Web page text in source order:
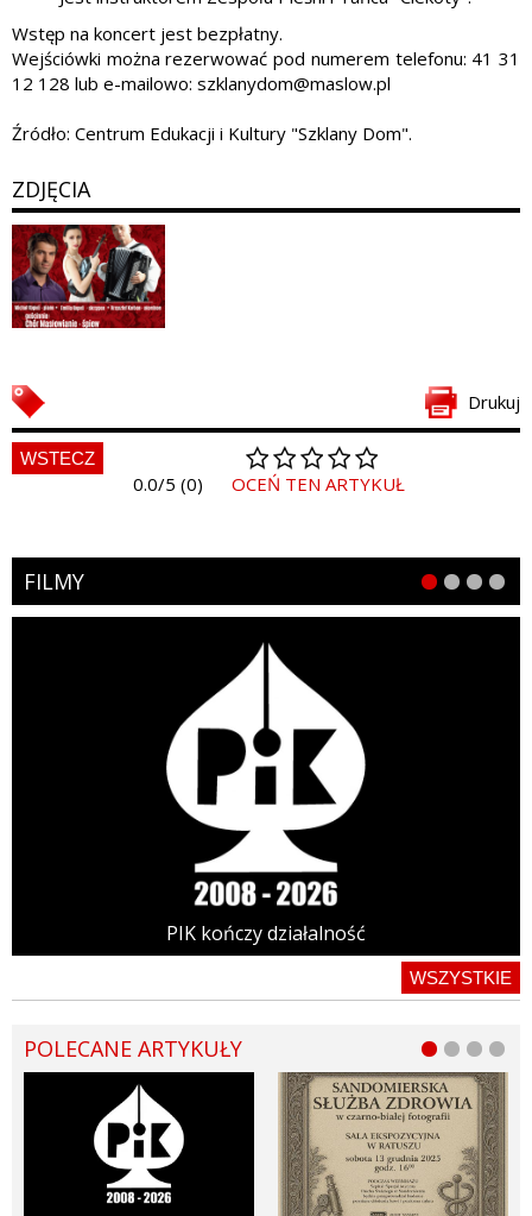
Wstęp na koncert jest bezpłatny.
Wejściówki można rezerwować pod numerem telefonu: 41 31
12 128 lub e-mailowo: szklanydom@maslow.pl
Źródło: Centrum Edukacji i Kultury "Szklany Dom".
ZDJĘCIA
Drukuj
WSTECZ
0.0/5 (0) OCEŃ TEN ARTYKUŁ
FILMY
PIK kończy działalność
WSZYSTKIE
POLECANE ARTYKUŁY